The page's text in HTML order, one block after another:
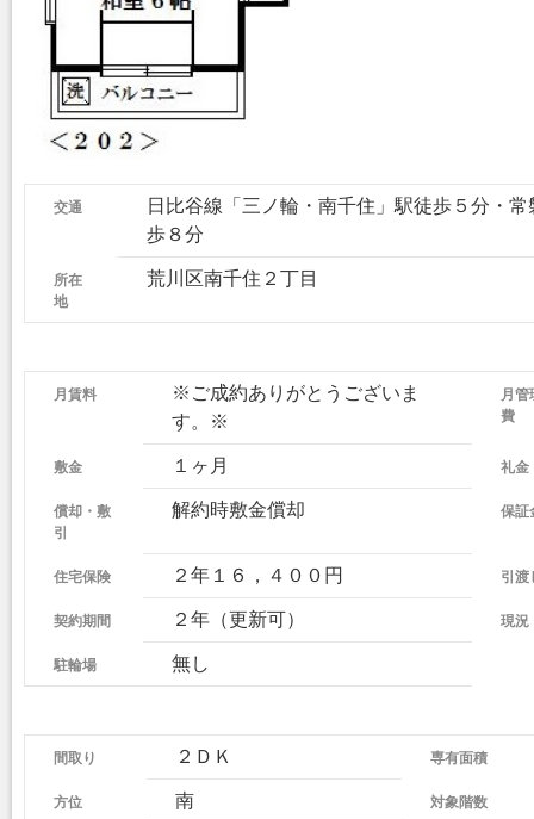
交通
日比谷線「三ノ輪・南千住」駅徒歩５分・
歩８分
所在
地
荒川区南千住２丁目
月賃料
※ご成約ありがとうございま
す。※
月管
費
敷金 １ヶ月 礼金
償却・敷
引
解約時敷金償却 保証
住宅保険 ２年１６，４００円 引渡
契約期間 ２年（更新可） 現況
駐輪場 無し
間取り ２ＤＫ 専有面積
方位 南 対象階数